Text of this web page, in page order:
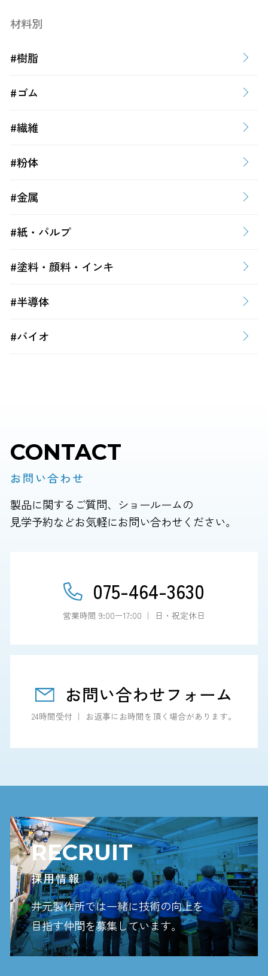
材料別
#樹脂
#ゴム
#繊維
#粉体
#金属
#紙・パルプ
#塗料・顔料・インキ
#半導体
#バイオ
CONTACT
お問い合わせ
製品に関するご質問、ショールームの
見学予約などお気軽にお問い合わせください。
075-464-3630
営業時間 9:00ー17:00 ｜ 日・祝定休日
お問い合わせフォーム
24時間受付 ｜ お返事にお時間を頂く場合があります。
RECRUIT
採用情報
井元製作所では一緒に技術の向上を
目指す仲間を募集しています。